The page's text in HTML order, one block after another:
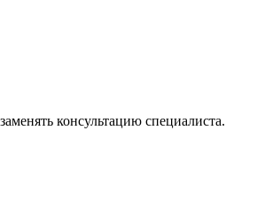
консультацию специалиста.